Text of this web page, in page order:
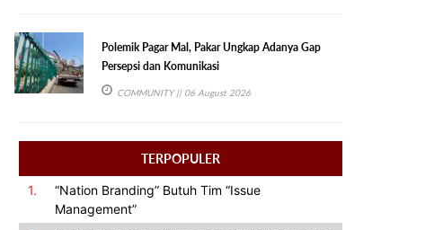
Polemik Pagar Mal, Pakar Ungkap Adanya Gap
Persepsi dan Komunikasi
COMMUNITY|| 06 August 2026
TERPOPULER
1.
“Nation Branding” Butuh Tim “Issue
Management”